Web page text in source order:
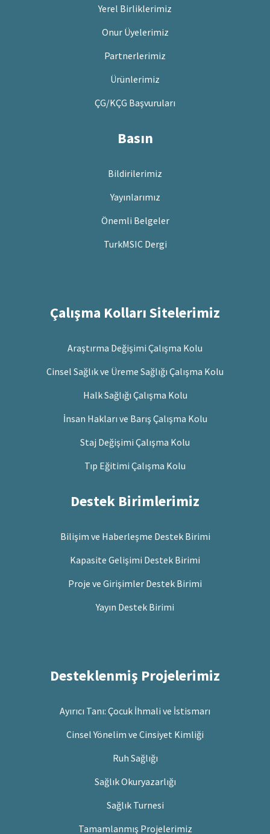
Yerel Birliklerimiz
Onur Üyelerimiz
Partnerlerimiz
Ürünlerimiz
ÇG/KÇG Başvuruları
Basın
Bildirilerimiz
Yayınlarımız
Önemli Belgeler
TurkMSIC Dergi
Çalışma Kolları Sitelerimiz
Araştırma Değişimi Çalışma Kolu
Cinsel Sağlık ve Üreme Sağlığı Çalışma Kolu
Halk Sağlığı Çalışma Kolu
İnsan Hakları ve Barış Çalışma Kolu
Staj Değişimi Çalışma Kolu
Tıp Eğitimi Çalışma Kolu
Destek Birimlerimiz
Bilişim ve Haberleşme Destek Birimi
Kapasite Gelişimi Destek Birimi
Proje ve Girişimler Destek Birimi
Yayın Destek Birimi
Desteklenmiş Projelerimiz
Ayırıcı Tanı: Çocuk İhmali ve İstismarı
Cinsel Yönelim ve Cinsiyet Kimliği
Ruh Sağlığı
Sağlık Okuryazarlığı
Sağlık Turnesi
Tamamlanmış Projelerimiz